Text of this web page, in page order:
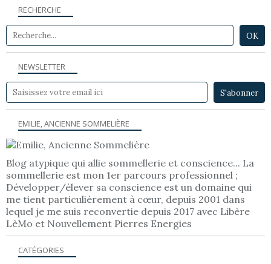
NEWSLETTER
RECHERCHE
EMILIE, ANCIENNE SOMMELIÈRE
Blog atypique qui allie sommellerie et conscience... La
sommellerie est mon 1er parcours professionnel ;
Développer/élever sa conscience est un domaine qui
me tient particulièrement à cœur, depuis 2001 dans
lequel je me suis reconvertie depuis 2017 avec Libère
LèMo et Nouvellement Pierres Energies
CATÉGORIES